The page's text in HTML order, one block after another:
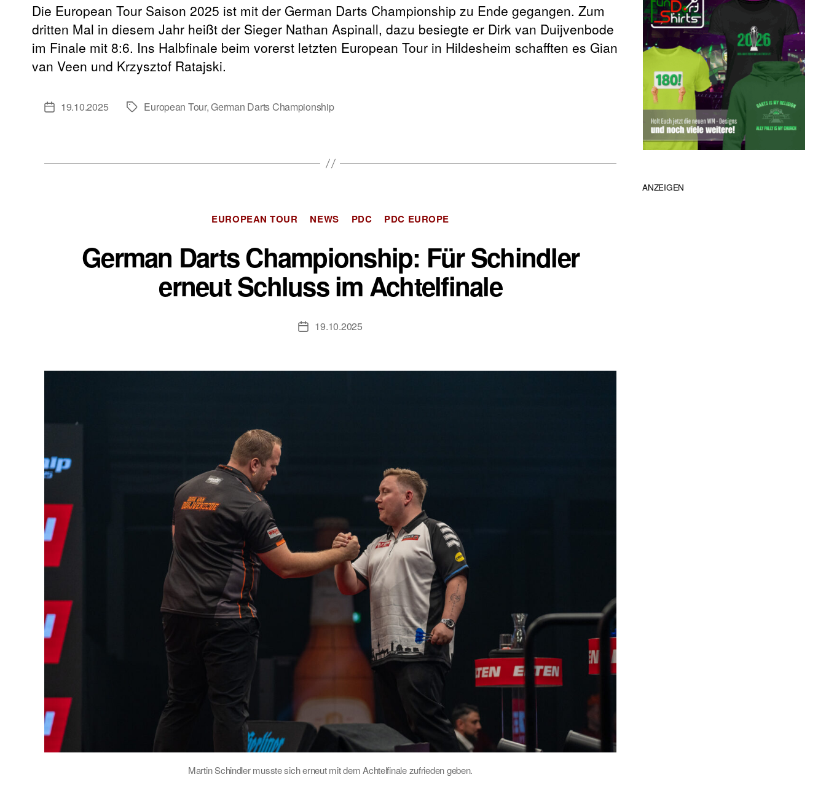
Die European Tour Saison 2025 ist mit der German Darts Championship zu Ende gegangen. Zum
dritten Mal in diesem Jahr heißt der Sieger Nathan Aspinall, dazu besiegte er Dirk van Duijvenbode
im Finale mit 8:6. Ins Halbfinale beim vorerst letzten European Tour in Hildesheim schafften es Gian
van Veen und Krzysztof Ratajski.
Veröffentlichungsdatum
19.10.2025 Schlagwörter
European Tour,German Darts Championship
Kategorien
EUROPEAN TOUR NEWS PDC PDC EUROPE
German Darts Championship: Für Schindler
erneut Schluss im Achtelfinale
Veröffentlichungsdatum
19.10.2025
Martin Schindler musste sich erneut mit dem Achtelfinale zufrieden geben.
ANZEIGEN